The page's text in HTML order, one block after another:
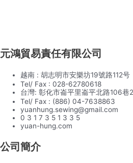
元鴻貿易責任有限公司
越南 : 胡志明市安樂坊19號路112号
Tel/ Fax : 028-62780618
台灣: 彰化市崙平里崙平北路106巷
Tel/ Fax : (886) 04-7638863
yuanhung.sewing@gmail.com
0 3 1 7 3 5 1 3 3 5
yuan-hung.com
公司簡介